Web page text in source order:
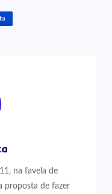
na favela de
proposta de fazer